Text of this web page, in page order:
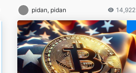
pidan, pidan 14,922